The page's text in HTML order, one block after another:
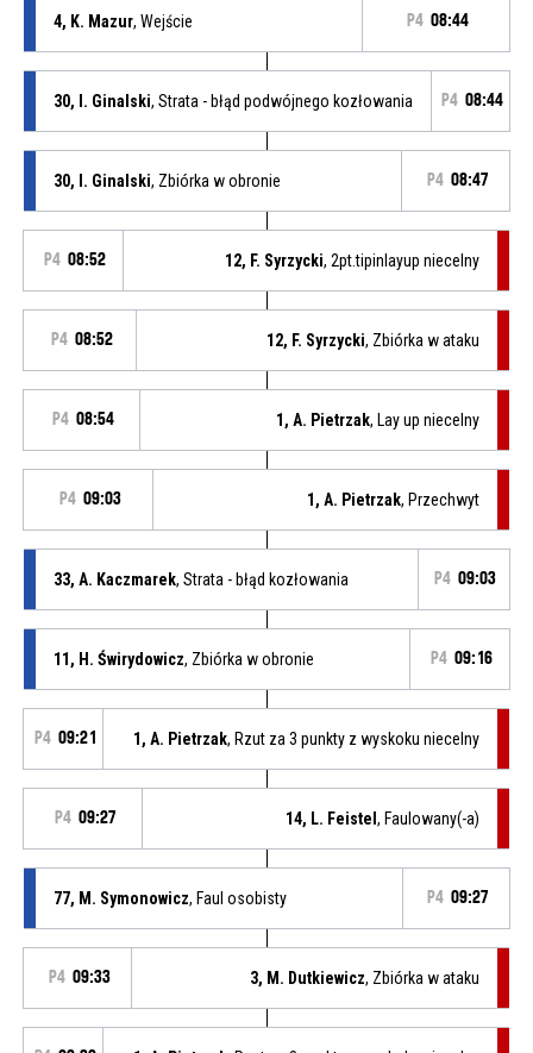
4, K. Mazur, Wejście P4 08:44
30, I. Ginalski, Strata - błąd podwójnego kozłowania P4 08:44
30, I. Ginalski, Zbiórka w obronie P4 08:47
P4 08:52 12, F. Syrzycki, 2pt.tipinlayup niecelny
P4 08:52 12, F. Syrzycki, Zbiórka w ataku
P4 08:54 1, A. Pietrzak, Lay up niecelny
P4 09:03 1, A. Pietrzak, Przechwyt
33, A. Kaczmarek, Strata - błąd kozłowania P4 09:03
11, H. Świrydowicz, Zbiórka w obronie P4 09:16
P4 09:21 1, A. Pietrzak, Rzut za 3 punkty z wyskoku niecelny
P4 09:27 14, L. Feistel, Faulowany(-a)
77, M. Symonowicz, Faul osobisty P4 09:27
P4 09:33 3, M. Dutkiewicz, Zbiórka w ataku